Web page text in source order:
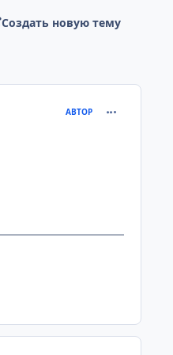
Создать новую тему
АВТОР